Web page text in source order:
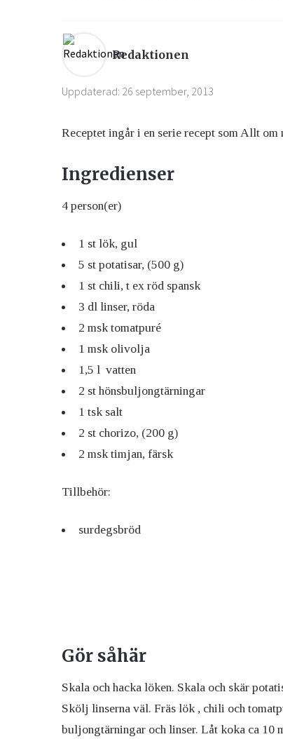
Ögon & Öron
Redaktionen
Uppdaterad: 26 september, 2013
Receptet ingår i en serie recept som Allt om
Ingredienser
4 person(er)
1 st lök, gul
5 st potatisar, (500 g)
1 st chili, t ex röd spansk
3 dl linser, röda
2 msk tomatpuré
1 msk olivolja
1,5 l vatten
2 st hönsbuljongtärningar
1 tsk salt
2 st chorizo, (200 g)
2 msk timjan, färsk
Tillbehör:
surdegsbröd
Gör såhär
Skala och hacka löken. Skala och skär
Skölj linserna väl. Fräs lök , chili och
buljongtärningar och linser. Låt koka ca 10